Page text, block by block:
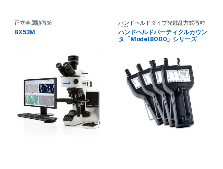
正立金属顕微鏡
BX53M
ハンドヘルドタイプ光散乱方式微粒
子計
ハンドヘルドパーティクルカウン
タ「Model8000」シリーズ